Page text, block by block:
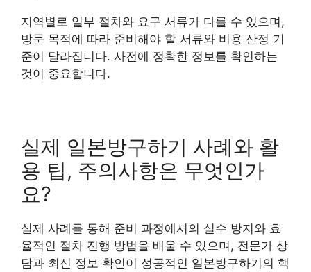
지역별로 일부 절차와 요구 서류가 다를 수 있으며,
방문 목적에 따라 준비해야 할 서류와 비용 산정 기
준이 달라집니다. 사전에 정확한 정보를 확인하는
것이 중요합니다.
실제 일본방구하기 사례와 활
용 팁, 주의사항은 무엇인가
요?
실제 사례를 통해 준비 과정에서의 실수 방지와 효
율적인 절차 진행 방법을 배울 수 있으며, 전문가 상
담과 최신 정보 확인이 성공적인 일본방구하기의 핵